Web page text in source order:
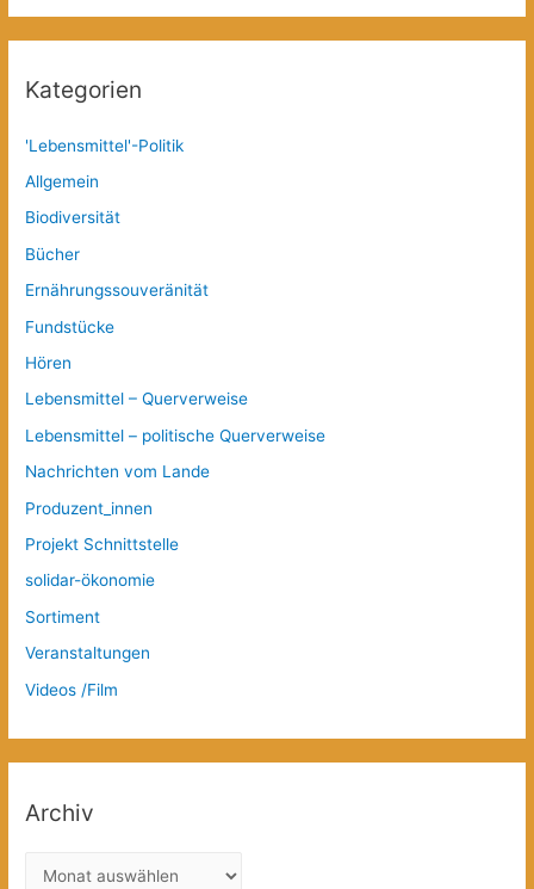
Kategorien
'Lebensmittel'-Politik
Allgemein
Biodiversität
Bücher
Ernährungssouveränität
Fundstücke
Hören
Lebensmittel – Querverweise
Lebensmittel – politische Querverweise
Nachrichten vom Lande
Produzent_innen
Projekt Schnittstelle
solidar-ökonomie
Sortiment
Veranstaltungen
Videos /Film
Archiv